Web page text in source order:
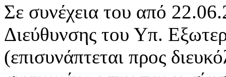
Σε συνέχεια του από
Διεύθυνσης του Υπ.
(επισυνάπτεται προς